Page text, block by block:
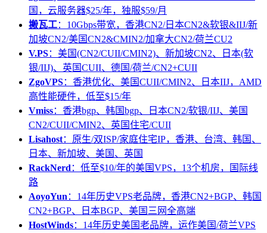
国，云服务器$25/年，独服$59/月
搬瓦工：10Gbps带宽，香港CN2/日本CN2&软银&IIJ/新
加坡CN2/美国CN2&CMIN2/加拿大CN2/荷兰CU2
V.PS：美国(CN2/CUII/CMIN2)、新加坡CN2、日本(软
银/IIJ)、英国CUII、德国/荷兰/CN2+CUII
ZgoVPS：香港优化、美国CUII/CMIN2、日本IIJ，AMD
高性能硬件，低至$15/年
Vmiss：香港bgp、韩国bgp、日本CN2/软银/IIJ、美国
CN2/CUII/CMIN2、英国住宅/CUII
Lisahost：原生/双ISP/家庭住宅IP，香港、台湾、韩国、
日本、新加坡、美国、英国
RackNerd ：低至$10/年的美国VPS，13个机房，国际线
路
AoyoYun ：14年历史VPS老品牌，香港CN2+BGP、韩国
CN2+BGP、日本BGP、美国三网全高端
HostWinds：14年历史美国老品牌，运作美国/荷兰VPS